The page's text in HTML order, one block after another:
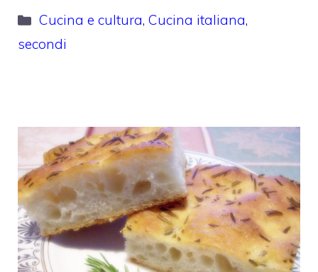
Categorie
Cucina e cultura,Cucina italiana,
secondi